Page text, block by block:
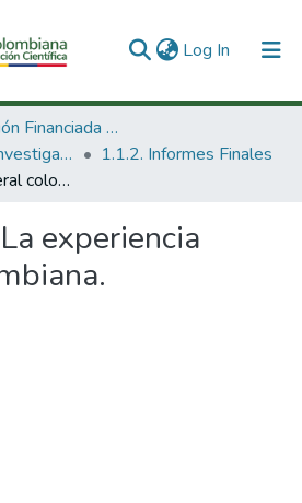
Log In (current)
1. Investigación Financiada con Recursos Públicos
1.1 Productos de investigación
1.1.2. Informes Finales
La experiencia federal colombiana.
La experiencia